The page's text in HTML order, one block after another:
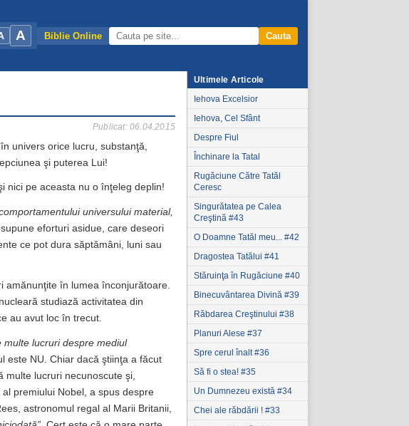
A Biblie Online Cauta
Publicat: 06.04.2015
univers orice lucru, substanţă,
şi puterea Lui!
nici pe aceasta nu o înţeleg deplin!
universului material,
eforturi asidue, care deseori
ce pot dura săptămâni, luni sau
amănunţite în lumea înconjurătoare.
studiază activitatea din
au avut loc în trecut.
multe lucruri despre mediul
este NU. Chiar dacă ştiinţa a făcut
lucruri necunoscute şi,
premiului Nobel, a spus despre
astronomul regal al Marii Britanii,
Ultimele Articole
Iehova Excelsior
Iehova, Cel Sfânt
Despre Fiul
Închinare la Tatal
Rugăciune Către Tatăl
Ceresc
Singurătatea pe Calea
Creştină #43
O Doamne Tatăl meu... #42
Dragostea Tatălui #41
Stăruinţa în Rugăciune #40
Binecuvântarea Divină #39
Răbdarea Creştinului #38
Planuri Alese #37
Spre cerul înalt #36
Să fi o stea! #35
Un Dumnezeu există #34
Chei ale răbdării ! #33